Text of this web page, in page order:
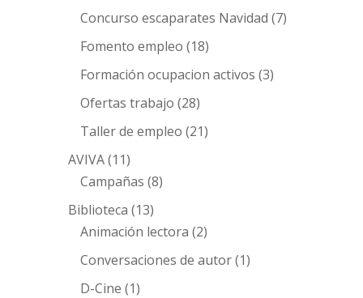
Concurso escaparates Navidad (7)
Fomento empleo (18)
Formación ocupacion activos (3)
Ofertas trabajo (28)
Taller de empleo (21)
AVIVA(11)
Campañas (8)
Biblioteca (13)
Animación lectora (2)
Conversaciones de autor(1)
D-Cine (1)